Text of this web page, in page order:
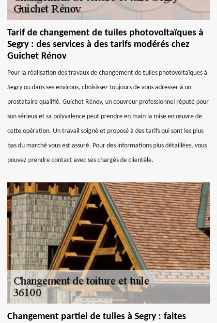
Tarif de changement de tuiles photovoltaïques à
Segry : des services à des tarifs modérés chez
Guichet Rénov
Pour la réalisation des travaux de changement de tuiles photovoltaïques à
Segry ou dans ses environs, choisissez toujours de vous adresser à un
prestataire qualifié. Guichet Rénov, un couvreur professionnel réputé pour
son sérieux et sa polyvalence peut prendre en main la mise en œuvre de
cette opération. Un travail soigné et proposé à des tarifs qui sont les plus
bas du marché vous est assuré. Pour des informations plus détaillées, vous
pouvez prendre contact avec ses chargés de clientèle.
Changement partiel de tuiles à Segry : faites